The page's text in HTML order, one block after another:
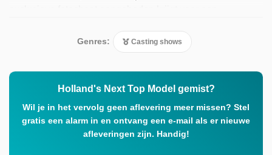
Genres: Casting shows
Holland's Next Top Model gemist?
Wil je in het vervolg geen aflevering meer missen? Stel
gratis een alarm in en ontvang een e-mail als er nieuwe
afleveringen zijn. Handig!